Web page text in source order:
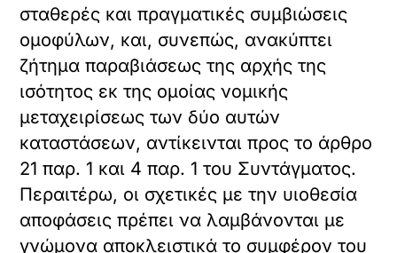
σταθερές και πραγματικές συμβιώσεις
ομοφύλων, και, συνεπώς, ανακύπτει
ζήτημα παραβιάσεως της αρχής της
ισότητος εκ της ομοίας νομικής
μεταχειρίσεως των δύο αυτών
καταστάσεων, αντίκεινται προς το άρθρο
21 παρ. 1 και 4 παρ. 1 του Συντάγματος.
Περαιτέρω, οι σχετικές με την υιοθεσία
αποφάσεις πρέπει να λαμβάνονται με
γνώμονα αποκλειστικά το συμφέρον του